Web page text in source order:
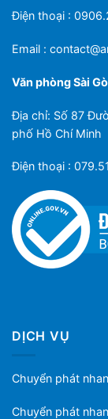
Điện thoại :
Email :
Văn phòng Sài
Địa chỉ: Số 87
phố Hồ Chí Minh
Điện thoại :
DỊCH VỤ
Chuyển phát
Chuyển phát